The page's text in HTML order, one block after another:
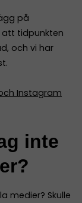
på
att tidpunkten
och vi har
Instagram
inte
medier? Skulle